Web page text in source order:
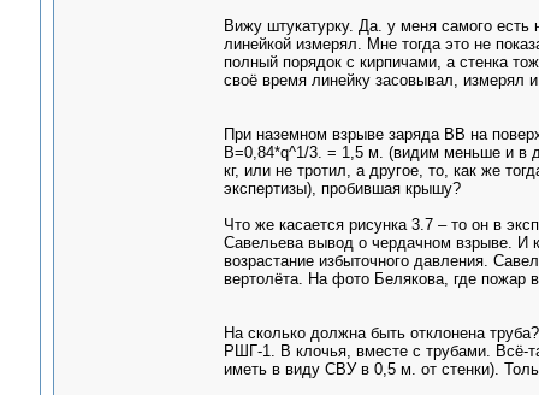
Вижу штукатурку. Да. у меня самого
линейкой измерял. Мне тогда это не
полный порядок с кирпичами, а стенка
своё время линейку засовывал, измерял
При наземном взрыве заряда ВВ на
В=0,84*q^1/3. = 1,5 м. (видим меньше и в
кг, или не тротил, а другое, то, как же
экспертизы), пробившая крышу?
Что же касается рисунка 3.7 – то он в
Савельева вывод о чердачном взрыве. И
возрастание избыточного давления.
вертолёта. На фото Белякова, где
На сколько должна быть отклонена
РШГ-1. В клочья, вместе с трубами. Всё-
иметь в виду СВУ в 0,5 м. от стенки).